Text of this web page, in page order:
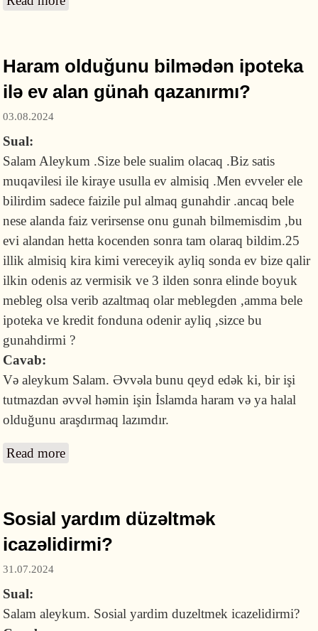
Haram olduğunu bilmədən ipoteka
ilə ev alan günah qazanırmı?
03.08.2024
Sual:
Salam Aleykum .Size bele sualim olacaq .Biz satis
muqavilesi ile kiraye usulla ev almisiq .Men evveler ele
bilirdim sadece faizile pul almaq gunahdir .ancaq bele
nese alanda faiz verirsense onu gunah bilmemisdim ,bu
evi alandan hetta kocenden sonra tam olaraq bildim.25
illik almisiq kira kimi vereceyik ayliq sonda ev bize qalir
ilkin odenis az vermisik ve 3 ilden sonra elinde boyuk
mebleg olsa verib azaltmaq olar meblegden ,amma bele
ipoteka ve kredit fonduna odenir ayliq ,sizce bu
gunahdirmi ?
Cavab:
Və aleykum Salam. Əvvəla bunu qeyd edək ki, bir işi
tutmazdan əvvəl həmin işin İslamda haram və ya halal
olduğunu araşdırmaq lazımdır.
Read more
Sosial yardım düzəltmək
icazəlidirmi?
31.07.2024
Sual:
Salam aleykum. Sosial yardim duzeltmek icazelidirmi?